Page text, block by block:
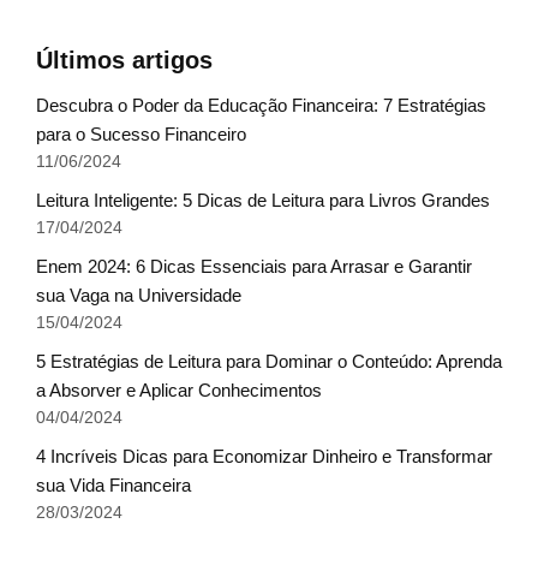
Últimos artigos
Descubra o Poder da Educação Financeira: 7 Estratégias
para o Sucesso Financeiro
11/06/2024
Leitura Inteligente: 5 Dicas de Leitura para Livros Grandes
17/04/2024
Enem 2024: 6 Dicas Essenciais para Arrasar e Garantir
sua Vaga na Universidade
15/04/2024
5 Estratégias de Leitura para Dominar o Conteúdo: Aprenda
a Absorver e Aplicar Conhecimentos
04/04/2024
4 Incríveis Dicas para Economizar Dinheiro e Transformar
sua Vida Financeira
28/03/2024